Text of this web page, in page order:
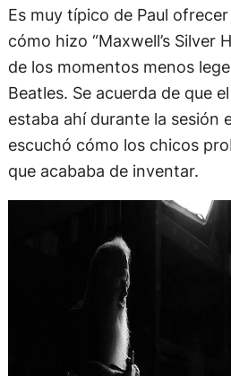
Es muy típico de Paul
cómo hizo “Maxwell’s Silver
de los momentos menos
Beatles. Se acuerda de que
estaba ahí durante la sesión
escuchó cómo los chicos
que acababa de inventar.